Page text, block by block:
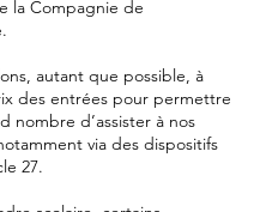
la Compagnie de
autant que possible, à
des entrées pour permettre
nombre d’assister à nos
via des dispositifs
27.